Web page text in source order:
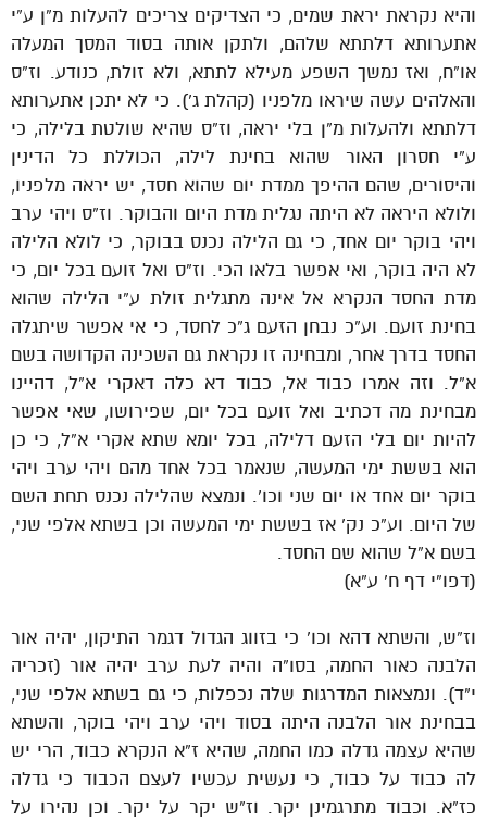
והיא נקראת יראת שמים, כי הצדיקים צריכים להעלות מ”ן ע”י
אתערותא דלתתא שלהם, ולתקן אותה בסוד המסך המעלה
או”ח, ואז נמשך השפע מעילא לתתא, ולא זולת, כנודע. וז”ס
והאלהים עשה שיראו מלפניו (קהלת ג’). כי לא יתכן אתערותא
דלתתא ולהעלות מ”ן בלי יראה, וז”ס שהיא שולטת בלילה, כי
ע”י חסרון האור שהוא בחינת לילה, הכוללת כל הדינין
והיסורים, שהם ההיפך ממדת יום שהוא חסד, יש יראה מלפניו,
ולולא היראה לא היתה נגלית מדת היום והבוקר. וז”ס ויהי ערב
ויהי בוקר יום אחד, כי גם הלילה נכנס בבוקר, כי לולא הלילה
לא היה בוקר, ואי אפשר בלאו הכי. וז”ס ואל זועם בכל יום, כי
מדת החסד הנקרא אל אינה מתגלית זולת ע”י הלילה שהוא
בחינת זועם. וע”כ נבחן הזעם ג”כ לחסד, כי אי אפשר שיתגלה
החסד בדרך אחר, ומבחינה זו נקראת גם השכינה הקדושה בשם
א”ל. וזה אמרו כבוד אל, כבוד דא כלה דאקרי א”ל, דהיינו
מבחינת מה דכתיב ואל זועם בכל יום, שפירושו, שאי אפשר
להיות יום בלי הזעם דלילה, בכל יומא שתא אקרי א”ל, כי כן
הוא בששת ימי המעשה, שנאמר בכל אחד מהם ויהי ערב ויהי
בוקר יום אחד או יום שני וכו’. ונמצא שהלילה נכנס תחת השם
של היום. וע”כ נק’ אז בששת ימי המעשה וכן בשתא אלפי שני,
בשם א”ל שהוא שם החסד.
(דפו”י דף ח’ ע”א)
וז”ש, והשתא דהא וכו’ כי בזווג הגדול דגמר התיקון, יהיה אור
הלבנה כאור החמה, בסו”ה והיה לעת ערב יהיה אור (זכריה
י”ד). ונמצאות המדרגות שלה נכפלות, כי גם בשתא אלפי שני,
בבחינת אור הלבנה היתה בסוד ויהי ערב ויהי בוקר, והשתא
שהיא עצמה גדלה כמו החמה, שהיא ז”א הנקרא כבוד, הרי יש
לה כבוד על כבוד, כי נעשית עכשיו לעצם הכבוד כי גדלה
כז”א. וכבוד מתרגמינן יקר. וז”ש יקר על יקר. וכן נהירו על